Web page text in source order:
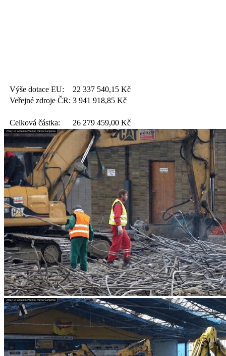
Výše dotace EU: 22 337 540,15 Kč
Veřejné zdroje ČR: 3 941 918,85 Kč
Celková částka: 26 279 459,00 Kč